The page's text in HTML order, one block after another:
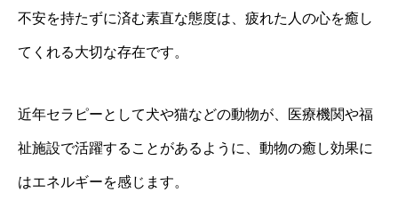
不安を持たずに済む素直な態度は、疲れた人の心を癒し
てくれる大切な存在です。
近年セラピーとして犬や猫などの動物が、医療機関や福
祉施設で活躍することがあるように、動物の癒し効果に
はエネルギーを感じます。